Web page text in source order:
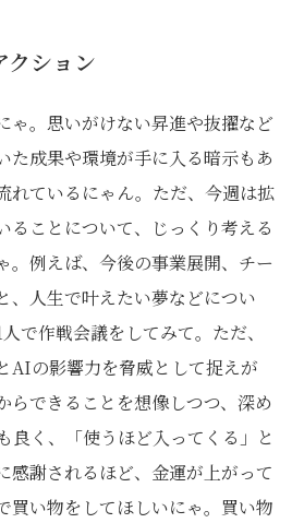
クション
ゃ。思いがけない昇進や抜擢など
た成果や環境が手に入る暗示もあ
れているにゃん。ただ、今週は拡
ることについて、じっくり考える
。例えば、今後の事業展開、チー
、人生で叶えたい夢などについ
で作戦会議をしてみて。ただ、
AIの影響力を脅威として捉えが
らできることを想像しつつ、深め
良く、「使うほど入ってくる」と
感謝されるほど、金運が上がって
買い物をしてほしいにゃ。買い物